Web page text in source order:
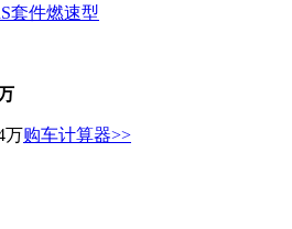
套件燃速型
万购车计算器>>